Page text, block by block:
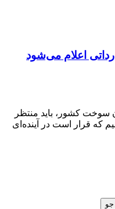
اعلام می‌شود
کشور، باید منتظر
که قرار است در آینده‌ای